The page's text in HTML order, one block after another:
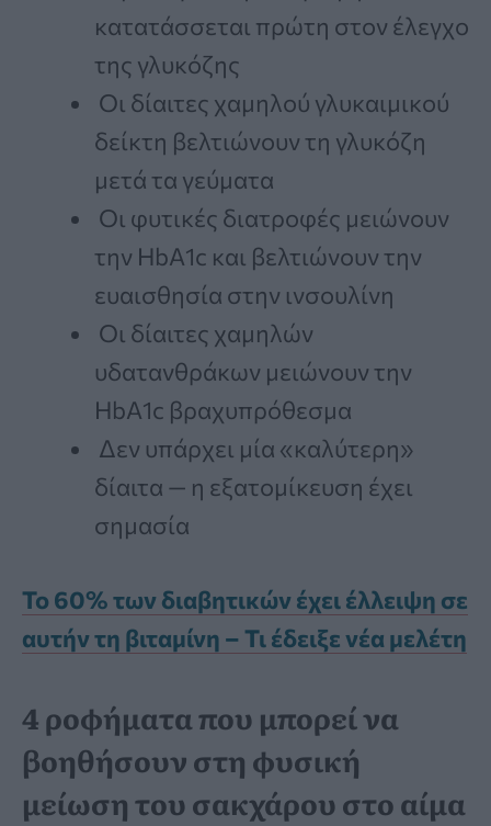
κατατάσσεται πρώτη στον έλεγχο
της γλυκόζης
Οι δίαιτες χαμηλού γλυκαιμικού
δείκτη βελτιώνουν τη γλυκόζη
μετά τα γεύματα
Οι φυτικές διατροφές μειώνουν
την HbA1c και βελτιώνουν την
ευαισθησία στην ινσουλίνη
Οι δίαιτες χαμηλών
υδατανθράκων μειώνουν την
HbA1c βραχυπρόθεσμα
Δεν υπάρχει μία «καλύτερη»
δίαιτα — η εξατομίκευση έχει
σημασία
Το 60% των διαβητικών έχει έλλειψη σε
αυτήν τη βιταμίνη – Τι έδειξε νέα μελέτη
4 ροφήματα που μπορεί να
βοηθήσουν στη φυσική
μείωση του σακχάρου στο αίμα